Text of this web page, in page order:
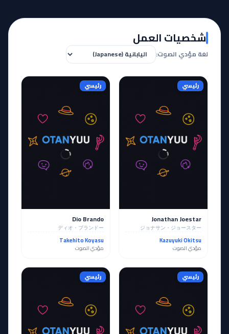
شخصيات العمل
لغة مؤدي الصوت:
رئيسي
Jonathan Joestar
ジョナサン・ジョースター
Kazuyuki Okitsu
مؤدي الصوت
رئيسي
Dio Brando
ディオ・ブランドー
Takehito Koyasu
مؤدي الصوت
رئيسي رئيسي